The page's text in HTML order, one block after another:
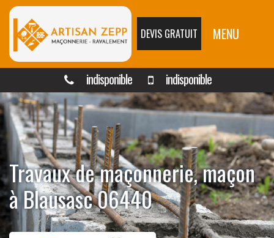
DEVIS GRATUIT MENU
indisponible indisponible
Travaux de maçonnerie, maçon
à Blausasc 06440